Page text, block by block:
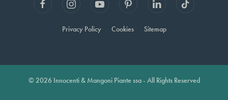
Privacy Policy Cookies Sitemap
© 2026 Innocenti & Mangoni Piante ssa - All Rights Reserved